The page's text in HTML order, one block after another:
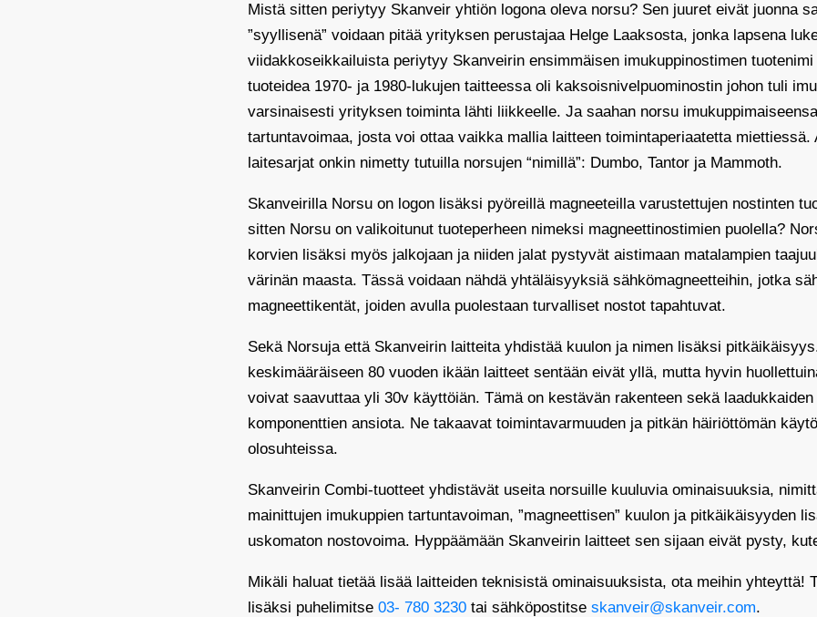
Mistä sitten periytyy Skanveir yhtiön logona oleva norsu? Sen juuret eivät juonna
”syyllisenä” voidaan pitää yrityksen perustajaa Helge Laaksosta, jonka lapsena
viidakkoseikkailuista periytyy Skanveirin ensimmäisen imukuppinostimen tuotenimi
tuoteidea 1970- ja 1980-lukujen taitteessa oli kaksoisnivelpuominostin johon tuli
varsinaisesti yrityksen toiminta lähti liikkeelle. Ja saahan norsu
tartuntavoimaa, josta voi ottaa vaikka mallia laitteen toimintaperiaatetta miettiessä.
laitesarjat onkin nimetty tutuilla norsujen “nimillä”: Dumbo, Tantor ja Mammoth.
Skanveirilla Norsu on logon lisäksi pyöreillä magneeteilla varustettujen nostinten
sitten Norsu on valikoitunut tuoteperheen nimeksi magneettinostimien puolella?
korvien lisäksi myös jalkojaan ja niiden jalat pystyvät aistimaan matalampien
värinän maasta. Tässä voidaan nähdä yhtäläisyyksiä sähkömagneetteihin, jotka
magneettikentät, joiden avulla puolestaan turvalliset nostot tapahtuvat.
Sekä Norsuja että Skanveirin laitteita yhdistää kuulon ja nimen lisäksi
keskimääräiseen 80 vuoden ikään laitteet sentään eivät yllä, mutta hyvin
voivat saavuttaa yli 30v käyttöiän. Tämä on kestävän rakenteen sekä
komponenttien ansiota. Ne takaavat toimintavarmuuden ja pitkän häiriöttömän
olosuhteissa.
Skanveirin Combi-tuotteet yhdistävät useita norsuille kuuluvia ominaisuuksia,
mainittujen imukuppien tartuntavoiman, ”magneettisen” kuulon ja pitkäikäisyyden
uskomaton nostovoima. Hyppäämään Skanveirin laitteet sen sijaan eivät pysty,
Mikäli haluat tietää lisää laitteiden teknisistä ominaisuuksista, ota meihin yhteyttä!
lisäksi puhelimitse 03- 780 3230 tai sähköpostitse skanveir@skanveir.com.